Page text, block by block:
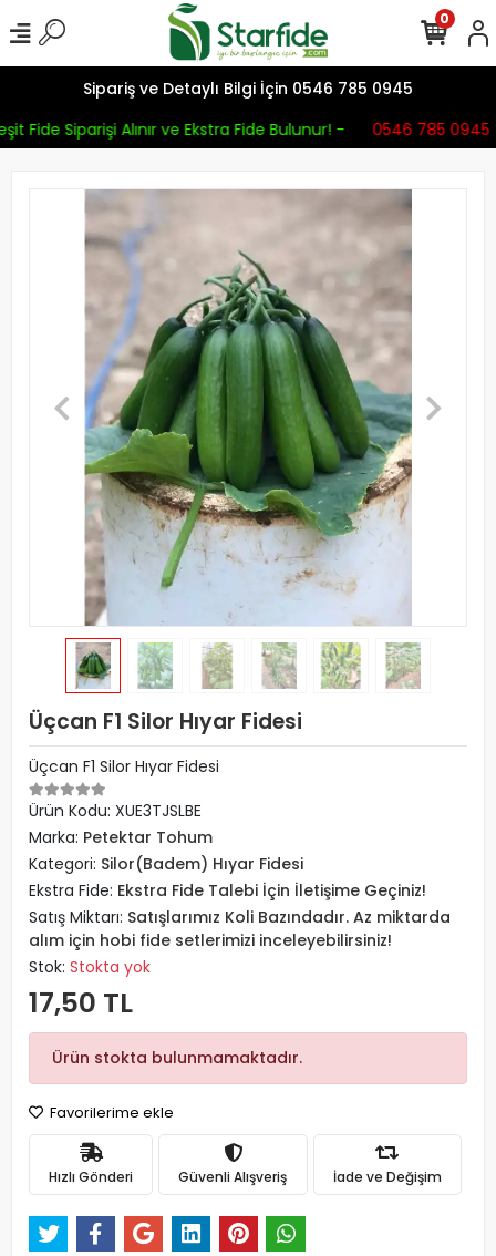
Sipariş ve Detaylı Bilgi İçin 0546 785 0945
Fide Siparişi Alınır ve Ekstra Fide Bulunur! -
0546 785 0945
0
Üçcan F1 Silor Hıyar Fidesi
Üçcan F1 Silor Hıyar Fidesi
Ürün Kodu: XUE3TJSLBE
Marka: Petektar Tohum
Kategori: Silor(Badem) Hıyar Fidesi
Ekstra Fide: Ekstra Fide Talebi İçin İletişime Geçiniz!
Satış Miktarı: Satışlarımız Koli Bazındadır. Az miktarda
alım için hobi fide setlerimizi inceleyebilirsiniz!
Stok: Stokta yok
17,50 TL
Ürün stokta bulunmamaktadır.
Favorilerime ekle
Hızlı Gönderi Güvenli Alışveriş İade ve Değişim